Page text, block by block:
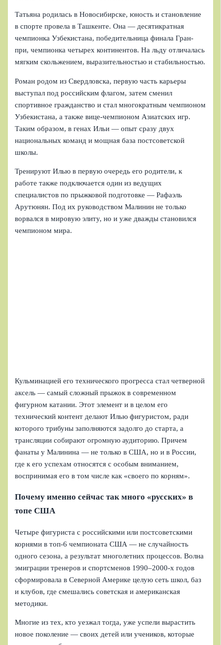
Татьяна родилась в Новосибирске, юность и становление
в спорте провела в Ташкенте. Она — десятикратная
чемпионка Узбекистана, победительница финала Гран-
при, чемпионка четырех континентов. На льду отличалась
мягким скольжением, выразительностью и стабильностью.
Роман родом из Свердловска, первую часть карьеры
выступал под российским флагом, затем сменил
спортивное гражданство и стал многократным чемпионом
Узбекистана, а также вице-чемпионом Азиатских игр.
Таким образом, в генах Ильи — опыт сразу двух
национальных команд и мощная база постсоветской
школы.
Тренируют Илью в первую очередь его родители, к
работе также подключается один из ведущих
специалистов по прыжковой подготовке — Рафаэль
Арутюнян. Под их руководством Малинин не только
ворвался в мировую элиту, но и уже дважды становился
чемпионом мира.
Кульминацией его технического прогресса стал четверной
аксель — самый сложный прыжок в современном
фигурном катании. Этот элемент и в целом его
технический контент делают Илью фигуристом, ради
которого трибуны заполняются задолго до старта, а
трансляции собирают огромную аудиторию. Причем
фанаты у Малинина — не только в США, но и в России,
где к его успехам относятся с особым вниманием,
воспринимая его в том числе как «своего по корням».
Почему именно сейчас так много «русских» в
топе США
Четыре фигуриста с российскими или постсоветскими
корнями в топ-6 чемпионата США — не случайность
одного сезона, а результат многолетних процессов. Волна
эмиграции тренеров и спортсменов 1990–2000-х годов
сформировала в Северной Америке целую сеть школ, баз
и клубов, где смешались советская и американская
методики.
Многие из тех, кто уезжал тогда, уже успели вырастить
новое поколение — своих детей или учеников, которые